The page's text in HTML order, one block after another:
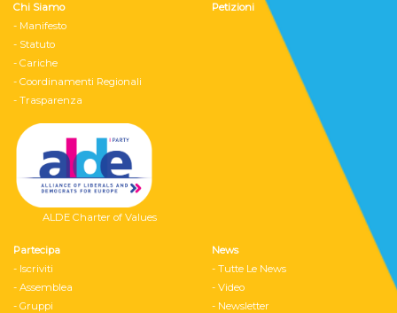
Chi Siamo
- Manifesto
- Statuto
- Cariche
- Coordinamenti Regionali
- Trasparenza
ALDE Charter of Values
Petizioni
Partecipa
- Iscriviti
- Assemblea
- Gruppi
News
- Tutte Le News
- Video
- Newsletter